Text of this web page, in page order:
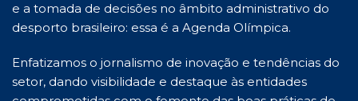
e a tomada de decisões no âmbito administrativo do
desporto brasileiro: essa é a Agenda Olímpica.
Enfatizamos o jornalismo de inovação e tendências do
setor, dando visibilidade e destaque às entidades